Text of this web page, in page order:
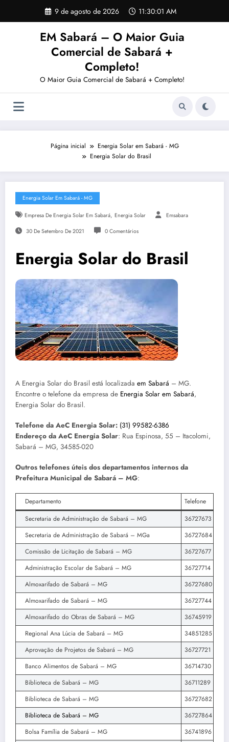
o
9 de agosto de 2026 11:30:02 AM
EM Sabará – O Maior Guia
Comercial de Sabará +
Completo!
O Maior Guia Comercial de Sabará + Completo!
Página inicial
Energia Solar em Sabará - MG
Energia Solar do Brasil
Energia Solar Em Sabará - MG
Empresa De Energia Solar Em Sabará, Energia Solar Emsabara
30 De Setembro De 2021 0 Comentários
Energia Solar do Brasil
A Energia Solar do Brasil está localizada em Sabará – MG.
Encontre o telefone da empresa de Energia Solar em Sabará,
Energia Solar do Brasil.
Telefone da AeC Energia Solar: (31) 99582-6386
Endereço da AeC Energia Solar: Rua Espinosa, 55 – Itacolomi,
Sabará – MG, 34585-020
Outros telefones úteis dos departamentos internos da
Prefeitura Municipal de Sabará – MG:
Departamento
Telefone
Secretaria de Administração de Sabará – MG
36727673
Secretaria de Administração de Sabará – MGa
36727684
Comissão de Licitação de Sabará – MG
36727677
Administração Escolar de Sabará – MG
36727714
Almoxarifado de Sabará – MG
36727680
Almoxarifado de Sabará – MG
36727744
Almoxarifado do Obras de Sabará – MG
36745919
Regional Ana Lúcia de Sabará – MG
34851285
Aprovação de Projetos de Sabará – MG
36727721
Banco Alimentos de Sabará – MG
36714730
Biblioteca de Sabará – MG
36711289
Biblioteca de Sabará – MG
36727682
Biblioteca de Sabará – MG
36727864
Bolsa Família de Sabará – MG
36741896